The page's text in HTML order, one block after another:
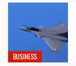
BUSINESS